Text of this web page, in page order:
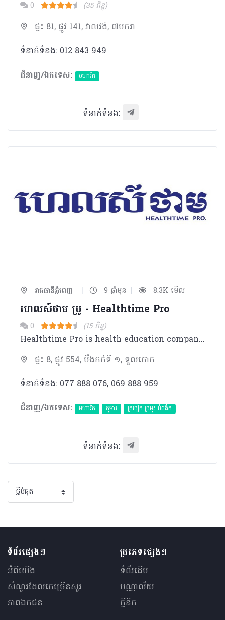
0 (35 ពិន្ទុ)
ផ្ទះ 81, ផ្លូវ 141, វាលវង់, ៧មករា
ទំនាក់ទំនង: 012 843 949
ជំនាញ/ឯកទេស:
មហារីក​
ទំនាក់ទំនង:
រាជធានីភ្នំពេញ | 9 ឆ្នាំមុន | 8.3K មើល
ហេលស៍ថាម ប្រូ - Healthtime Pro
0 (15 ពិន្ទុ)
Healthtime Pro is health education company which provides health education to public and health practitioners through research and publish trustworthy health education and most practical in Cambodia as well provides training and other health related programs. Our Programs include: 1. Healthcare Career Development 2. Healthcare Business Management 3. Mentality for Health Practitioners
ផ្ទះ 8, ផ្លូវ 554, បឹងកក់ទី ១, ទួលគោក
ទំនាក់ទំនង: 077 888 076, 069 888 959
ជំនាញ/ឯកទេស:
មហារីក​ កុមារ ត្រចៀក ច្រមុះ បំពង់ក
ទំនាក់ទំនង:
ទំព័រផ្សេងៗ
អំពីយើង
សំណួរ​ដែលគេ​ច្រើន​សួរ
ភាពឯកជន
ប្រភេទផ្សេងៗ
ទំព័រដើម
បណ្ណាល័យ
គ្លីនិក